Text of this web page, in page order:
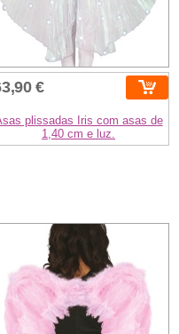
€
plissadas Iris com asas de
1,40 cm e luz.